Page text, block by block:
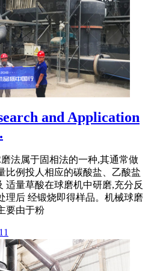
and Application
法属于固相法的一种,其通常做
比例投人相应的碳酸盐、乙酸盐
适量草酸在球磨机中研磨,充分反
理后 经锻烧即得样品。机械球磨
要由于粉